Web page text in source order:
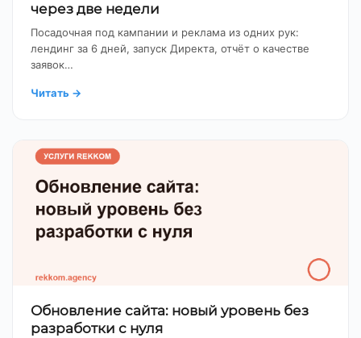
через две недели
Посадочная под кампании и реклама из одних рук:
лендинг за 6 дней, запуск Директа, отчёт о качестве
заявок…
Читать →
Обновление сайта: новый уровень без
разработки с нуля